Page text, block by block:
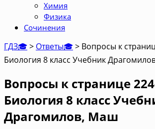
Химия
Физика
Сочинения
ГДЗ🎓> Ответы🎓> Вопросы к
Биология 8 класс Учебник
Вопросы к странице
Биология 8 класс
Драгомилов, Маш